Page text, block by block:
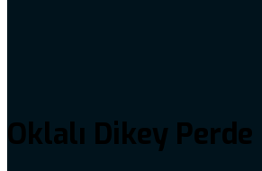
Oklalı Dikey Perde